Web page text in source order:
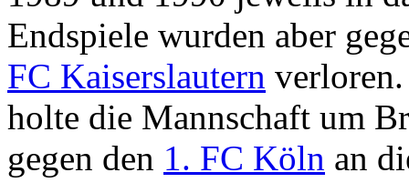
Endspiele wurden aber
FC Kaiserslautern
holte die Mannschaft um
gegen den 1. FC Köln an